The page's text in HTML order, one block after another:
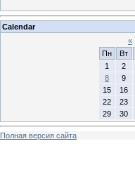
Calendar
«
Пн
Вт
1
2
8
9
15
16
22
23
29
30
Полная версия сайта